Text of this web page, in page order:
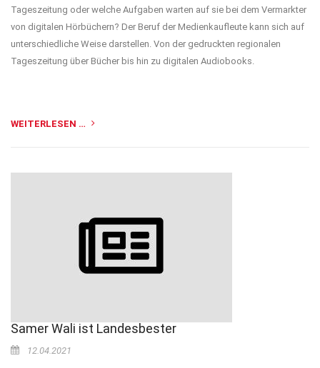
Tageszeitung oder welche Aufgaben warten auf sie bei dem Vermarkter
von digitalen Hörbüchern? Der Beruf der Medienkaufleute kann sich auf
unterschiedliche Weise darstellen. Von der gedruckten regionalen
Tageszeitung über Bücher bis hin zu digitalen Audiobooks.
WEITERLESEN …
Samer Wali ist Landesbester
12.04.2021